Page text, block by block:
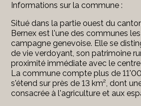
Informations sur la commune :
Situé dans la partie ouest du
Bernex est l'une des communes
campagne genevoise. Elle se
de vie verdoyant, son patrimoine
proximité immédiate avec le
La commune compte plus de
s'étend sur près de 13 km², dont
consacrée à l'agriculture et aux